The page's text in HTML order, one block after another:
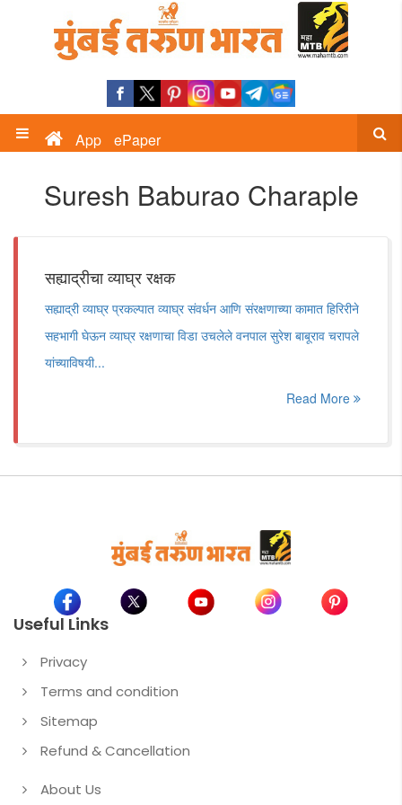
App ePaper
Suresh Baburao Charaple
सह्याद्रीचा व्याघ्र रक्षक
सह्याद्री व्याघ्र प्रकल्पात व्याघ्र संवर्धन आणि संरक्षणाच्या कामात हिरिरीने
सहभागी घेऊन व्याघ्र रक्षणाचा विडा उचलेले वनपाल सुरेश बाबूराव चरापले
यांच्याविषयी...
Read More
Useful Links
Privacy
Terms and condition
Sitemap
Refund & Cancellation
About Us